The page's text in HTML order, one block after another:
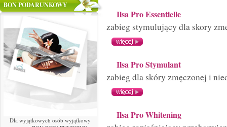
BON PODARUNKOWY
Dla wyjątkowych osób wyjątkowy
Ilsa Pro Essentielle
zabieg stymulujący dla skory
Ilsa Pro Stymulant
zabieg dla skóry zmęczonej i
Ilsa Pro Whitening